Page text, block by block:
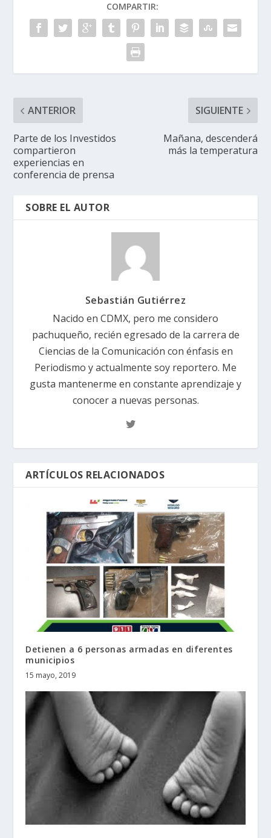
COMPARTIR:
ANTERIOR
Parte de los Investidos
compartieron
experiencias en
conferencia de prensa
SIGUIENTE
Mañana, descenderá
más la temperatura
SOBRE EL AUTOR
Sebastián Gutiérrez
Nacido en CDMX, pero me considero
pachuqueño, recién egresado de la carrera de
Ciencias de la Comunicación con énfasis en
Periodismo y actualmente soy reportero. Me
gusta mantenerme en constante aprendizaje y
conocer a nuevas personas.
ARTÍCULOS RELACIONADOS
Detienen a 6 personas armadas en diferentes
municipios
15 mayo, 2019